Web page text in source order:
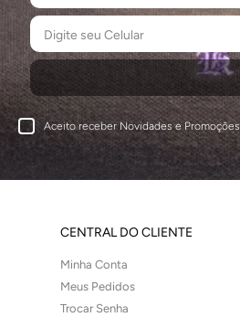
Aceito receber Novidades e Promoções
CENTRAL DO CLIENTE
Minha Conta
Meus Pedidos
Trocar Senha